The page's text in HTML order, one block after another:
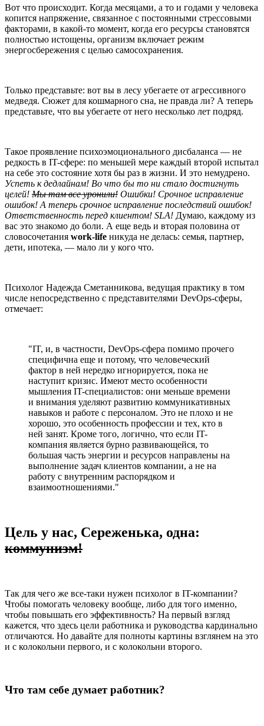
Вот что происходит. Когда месяцами, а то и годами у человека
копится напряжение, связанное с постоянными стрессовыми
факторами, в какой-то момент, когда его ресурсы становятся
полностью истощены, организм включает режим
энергосбережения с целью самосохранения.
Только представьте: вот вы в лесу убегаете от агрессивного
медведя. Сюжет для кошмарного сна, не правда ли? А теперь
представьте, что вы убегаете от него несколько лет подряд.
Такое проявление психоэмоционального дисбаланса — не
редкость в IT-сфере: по меньшей мере каждый второй испытал
на себе это состояние хотя бы раз в жизни. И это немудрено.
Успеть к дедлайнам! Во что бы то ни стало достигнуть
целей! Мы там все уронили! Ошибки! Срочное исправление
ошибок! А теперь срочное исправление последствий ошибок!
Ответственность перед клиентом! SLA! Думаю, каждому из
вас это знакомо до боли. А еще ведь и вторая половина от
словосочетания work-life никуда не делась: семья, партнер,
дети, ипотека, — мало ли у кого что.
Психолог Надежда Сметанникова, ведущая практику в том
числе непосредственно с представителями DevOps-сферы,
отмечает:
"IT, и, в частности, DevOps-сфера помимо прочего
специфична еще и потому, что человеческий
фактор в ней нередко игнорируется, пока не
наступит кризис. Имеют место особенности
мышления IT-специалистов: они меньше времени
и внимания уделяют развитию коммуникативных
навыков и работе с персоналом. Это не плохо и не
хорошо, это особенность профессии и тех, кто в
ней занят. Кроме того, логично, что если IT-
компания является бурно развивающейся, то
большая часть энергии и ресурсов направлены на
выполнение задач клиентов компании, а не на
работу с внутренним распорядком и
взаимоотношениями."
Цель у нас, Сереженька, одна:
коммунизм!
Так для чего же все-таки нужен психолог в IT-компании?
Чтобы помогать человеку вообще, либо для того именно,
чтобы повышать его эффективность? На первый взгляд
кажется, что здесь цели работника и руководства кардинально
отличаются. Но давайте для полноты картины взглянем на это
и с колокольни первого, и с колокольни второго.
Что там себе думает работник?